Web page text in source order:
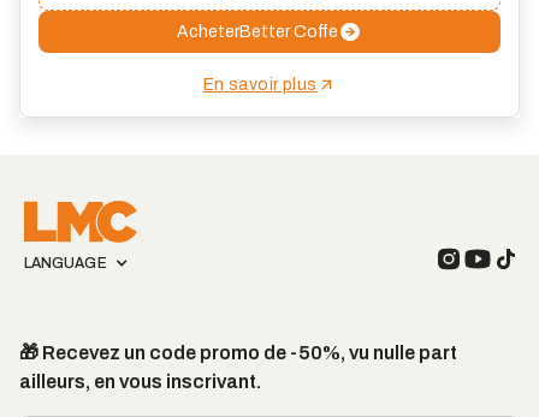
AcheterBetter Coffe
En savoir plus
LANGUAGE
🎁 Recevez un code promo de -50%, vu nulle part
ailleurs, en vous inscrivant.